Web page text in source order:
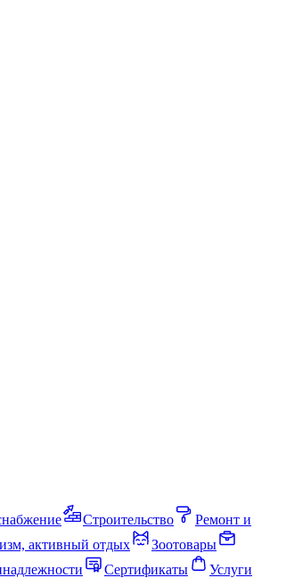
Строительство
Ремонт и
активный отдых
Зоотовары
Сертификаты
Услуги